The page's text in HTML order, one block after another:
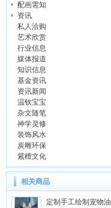
配画需知
资讯
私人洽购
艺术欣赏
行业信息
媒体报道
知识信息
基金资讯
资讯新闻
温钦宝宝
杂文随笔
神学灵修
装饰风水
炭雕环保
紫檀文化
相关商品
定制手工绘制宠物油